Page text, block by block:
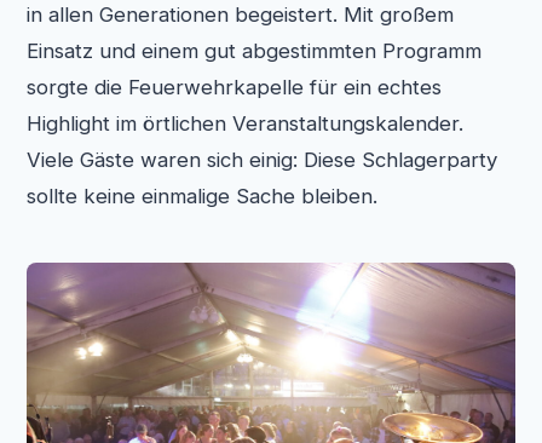
in allen Generationen begeistert. Mit großem
Einsatz und einem gut abgestimmten Programm
sorgte die Feuerwehrkapelle für ein echtes
Highlight im örtlichen Veranstaltungskalender.
Viele Gäste waren sich einig: Diese Schlagerparty
sollte keine einmalige Sache bleiben.